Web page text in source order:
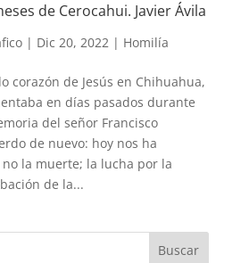
de Cerocahui. Javier Ávila
| Dic 20, 2022| Homilía
corazón de Jesús en Chihuahua,
en días pasados durante
del señor Francisco
de nuevo: hoy nos ha
la muerte; la lucha por la
de la...